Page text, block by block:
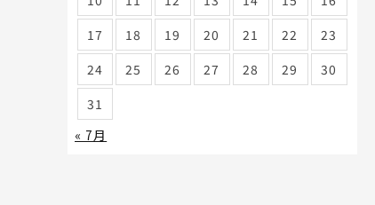
17
18 19 20 21 22
23
24
25 26 27 28 29
30
31
« 7月